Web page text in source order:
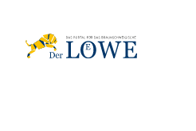
Inhalt